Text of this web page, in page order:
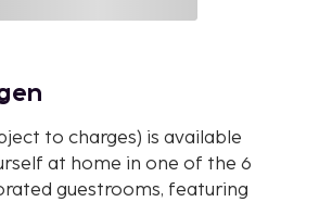
to charges) is available
at home in one of the 6
guestrooms, featuring